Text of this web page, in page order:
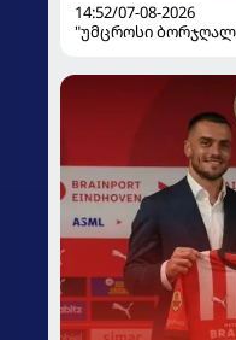
14:52/07-08-2026
"უმცროსი